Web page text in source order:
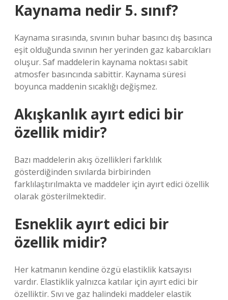
Kaynama nedir 5. sınıf?
Kaynama sırasında, sıvının buhar basıncı dış basınca
eşit olduğunda sıvının her yerinden gaz kabarcıkları
oluşur. Saf maddelerin kaynama noktası sabit
atmosfer basıncında sabittir. Kaynama süresi
boyunca maddenin sıcaklığı değişmez.
Akışkanlık ayırt edici bir
özellik midir?
Bazı maddelerin akış özellikleri farklılık
gösterdiğinden sıvılarda birbirinden
farklılaştırılmakta ve maddeler için ayırt edici özellik
olarak gösterilmektedir.
Esneklik ayırt edici bir
özellik midir?
Her katmanın kendine özgü elastiklik katsayısı
vardır. Elastiklik yalnızca katılar için ayırt edici bir
özelliktir. Sıvı ve gaz halindeki maddeler elastik